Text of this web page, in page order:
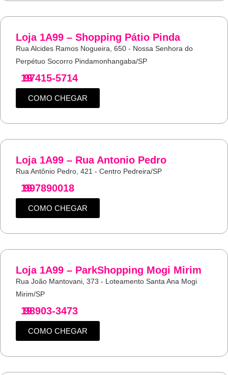
Loja 1A99 – Shopping Pátio Pinda
Rua Alcides Ramos Nogueira, 650 - Nossa Senhora do
Perpétuo Socorro Pindamonhangaba/SP
19
97415-5714
COMO CHEGAR
Loja 1A99 – Rua Antonio Pedro
Rua Antônio Pedro, 421 - Centro Pedreira/SP
19
997890018
COMO CHEGAR
Loja 1A99 – ParkShopping Mogi Mirim
Rua João Mantovani, 373 - Loteamento Santa Ana Mogi
Mirim/SP
19
98903-3473
COMO CHEGAR